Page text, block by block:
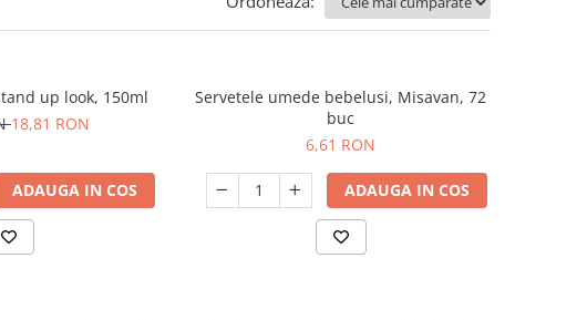
up look, 150ml
18,81 RON
ADAUGA IN COS
Servetele umede bebelusi, Misavan, 72
buc
6,61 RON
ADAUGA IN COS